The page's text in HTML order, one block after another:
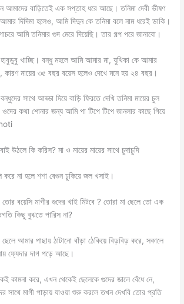
আমাদের বাড়িতেই এক সপ্তাহ ধরে আছে। তনিমা দেবী ভীষণ
আমার দিদিমা হলেও, আমি দিদুন কে তনিমা বলে নাম ধরেই ডাকি।
আমি তনিমার গুদ মেরে দিয়েছি।‌ তার গল্প পরে জানাবো।
খাচ্ছি। বন্ধু মহলে আমি আমার মা, যুথিকা কে আমার
কারণ মায়ের ৩৫ বছর বয়েস হলেও দেখে মনে হয় ২৪ বছর।
সাথে আড্ডা দিয়ে বাড়ি ফিরতে দেখি তনিমা মায়ের চুল
কথা শোনার জন্য আমি পা টিপে টিপে জানলার কাছে গিয়ে
উঠলে কি করিস? মা ও মায়ের মায়ের সাথে চুদাচুদি
না হলে শশা বেগুন ঢুকিয়ে জল খসাই।
বয়েসি মাগীর গুদের খাই মিটবে ? তোরা মা ছেলে তো এক
কিছু বুঝতে পারিস না?
আমার পাছায় ঠাটানো বাঁড়া ঠেকিয়ে বিড়বিড় করে, সকালে
ফ্যেদার দাগ পড়ে আছে।
কামনা করে, এখন থেকেই ছেলেকে গুদের জালে বেঁধে নে,
সাথে মাগী পাড়ায় যাওয়া শুরু করলে তখন দেখবি তোর প্রতি